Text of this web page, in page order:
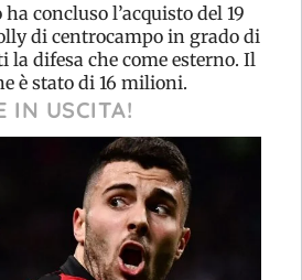
concluso l’acquisto del 19
di centrocampo in grado di
la difesa che come esterno. Il
è stato di 16 milioni.
IN USCITA!